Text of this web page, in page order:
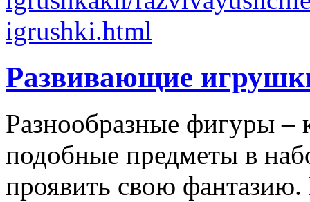
Развивающие
Разнообразные фигуры –
подобные предметы в
проявить свою